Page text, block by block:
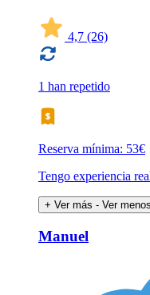
4,7 (26)
1 han repetido
Reserva mínima: 53€
Tengo experiencia
+ Ver más - Ver menos
Manuel